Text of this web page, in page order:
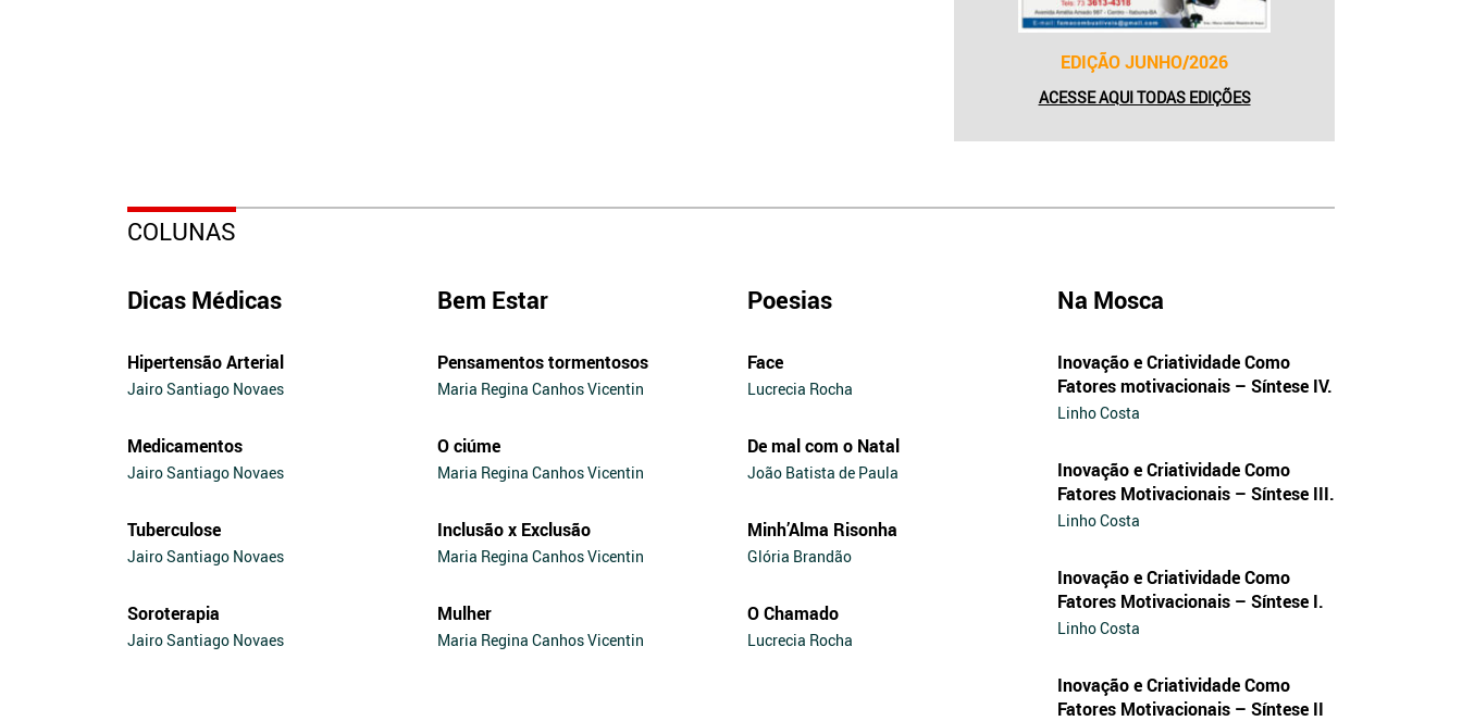
EDIÇÃO JUNHO/2026
ACESSE AQUI TODAS EDIÇÕES
COLUNAS
Dicas Médicas
Hipertensão Arterial
Jairo Santiago Novaes
Medicamentos
Jairo Santiago Novaes
Tuberculose
Jairo Santiago Novaes
Soroterapia
Jairo Santiago Novaes
Bem Estar
Pensamentos tormentosos
Maria Regina Canhos Vicentin
O ciúme
Maria Regina Canhos Vicentin
Inclusão x Exclusão
Maria Regina Canhos Vicentin
Mulher
Maria Regina Canhos Vicentin
Poesias
Face
Lucrecia Rocha
De mal com o Natal
João Batista de Paula
Minh’Alma Risonha
Glória Brandão
O Chamado
Lucrecia Rocha
Na Mosca
Inovação e Criatividade Como
Fatores motivacionais – Síntese IV.
Linho Costa
Inovação e Criatividade Como
Fatores Motivacionais – Síntese III.
Linho Costa
Inovação e Criatividade Como
Fatores Motivacionais – Síntese I.
Linho Costa
Inovação e Criatividade Como
Fatores Motivacionais – Síntese II